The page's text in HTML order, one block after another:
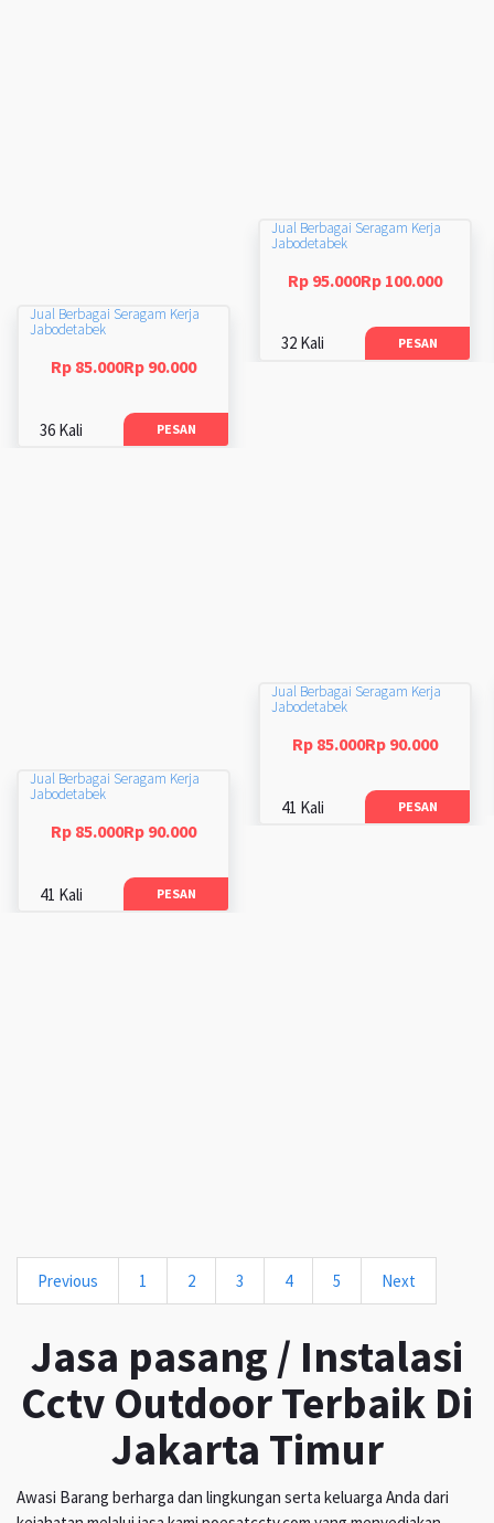
Jual Berbagai Seragam Kerja
Jabodetabek
Rp 95.000Rp 100.000
32 Kali PESAN
Jual Berbagai Seragam Kerja
Jabodetabek
Rp 85.000Rp 90.000
36 Kali PESAN
Jual Berbagai Seragam Kerja
Jabodetabek
Rp 85.000Rp 90.000
41 Kali PESAN
Jual Berbagai Seragam Kerja
Jabodetabek
Rp 85.000Rp 90.000
41 Kali PESAN
Previous 1 2 3 4 5 Next
Jasa pasang / Instalasi
Cctv Outdoor Terbaik Di
Jakarta Timur
Awasi Barang berharga dan lingkungan serta keluarga Anda dari